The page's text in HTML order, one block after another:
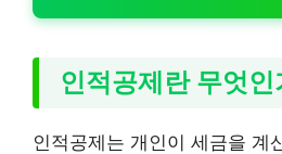
인적공제란 무엇인
인적공제는 개인이 세금을 계